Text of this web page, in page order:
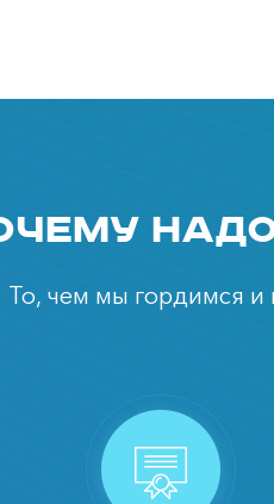
То, чем мы гордимся и